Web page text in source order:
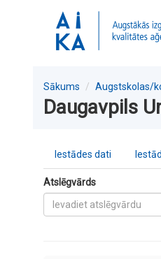
Sākums Augstskolas/
Daugavpils
Iestādes dati
Atslēgvārds